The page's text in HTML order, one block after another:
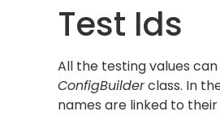
Test Ids
All the testing values
ConfigBuilderclass. In
names are linked to